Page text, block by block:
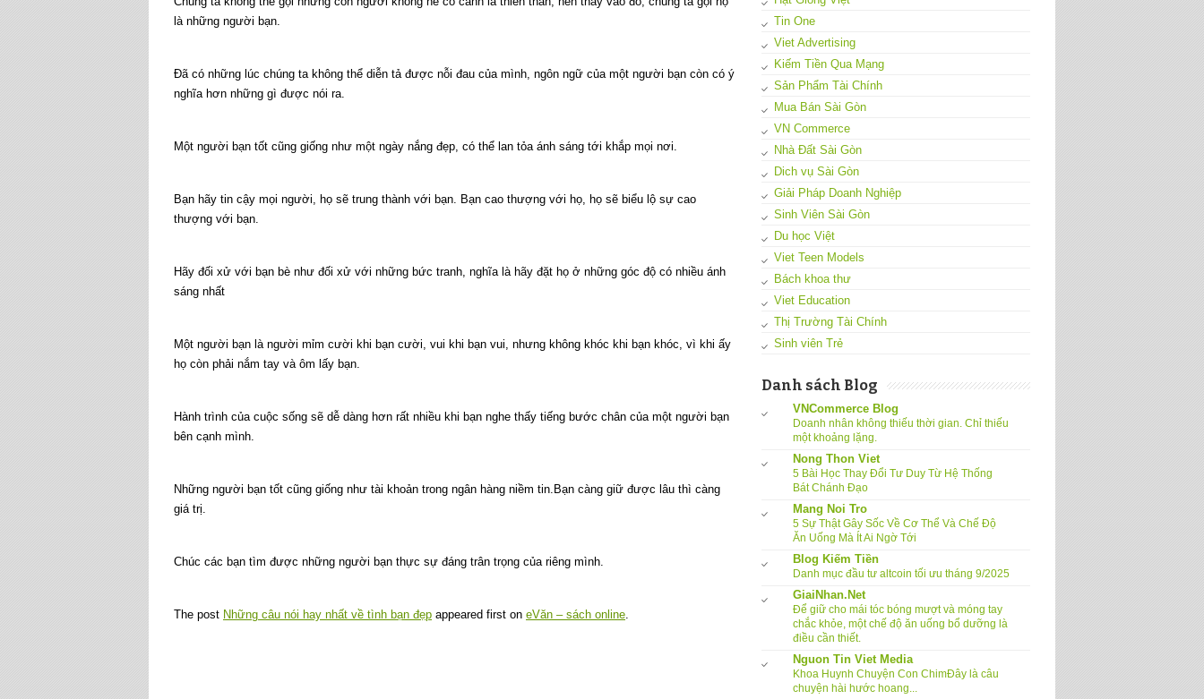
là những người bạn.
Đã có những lúc chúng ta không thể diễn tả được nỗi đau của mình, ngôn ngữ của một người bạn còn có ý
nghĩa hơn những gì được nói ra.
Một người bạn tốt cũng giống như một ngày nắng đẹp, có thể lan tỏa ánh sáng tới khắp mọi nơi.
Bạn hãy tin cậy mọi người, họ sẽ trung thành với bạn. Bạn cao thượng với họ, họ sẽ biểu lộ sự cao
thượng với bạn.
Hãy đối xử với bạn bè như đối xử với những bức tranh, nghĩa là hãy đặt họ ở những góc độ có nhiều ánh
sáng nhất
Một người bạn là người mỉm cười khi bạn cười, vui khi bạn vui, nhưng không khóc khi bạn khóc, vì khi ấy
họ còn phải nắm tay và ôm lấy bạn.
Hành trình của cuộc sống sẽ dễ dàng hơn rất nhiều khi bạn nghe thấy tiếng bước chân của một người bạn
bên cạnh mình.
Những người bạn tốt cũng giống như tài khoản trong ngân hàng niềm tin.Bạn càng giữ được lâu thì càng
giá trị.
Chúc các bạn tìm được những người bạn thực sự đáng trân trọng của riêng mình.
The post Những câu nói hay nhất về tình bạn đẹp appeared first on eVăn – sách online.
Tin One
Viet Advertising
Kiếm Tiền Qua Mạng
Sản Phẩm Tài Chính
Mua Bán Sài Gòn
VN Commerce
Nhà Đất Sài Gòn
Dich vụ Sài Gòn
Giải Pháp Doanh Nghiệp
Sinh Viên Sài Gòn
Du học Việt
Viet Teen Models
Bách khoa thư
Viet Education
Thị Trường Tài Chính
Sinh viên Trẻ
Danh sách Blog
VNCommerce Blog
Doanh nhân không thiếu thời gian. Chỉ thiếu
một khoảng lặng.
Nong Thon Viet
5 Bài Học Thay Đổi Tư Duy Từ Hệ Thống
Bát Chánh Đạo
Mang Noi Tro
5 Sự Thật Gây Sốc Về Cơ Thể Và Chế Độ
Ăn Uống Mà Ít Ai Ngờ Tới
Blog Kiếm Tiền
Danh mục đầu tư altcoin tối ưu tháng 9/2025
GiaiNhan.Net
Để giữ cho mái tóc bóng mượt và móng tay
chắc khỏe, một chế độ ăn uống bổ dưỡng là
điều cần thiết.
Nguon Tin Viet Media
Khoa Huynh Chuyện Con ChimĐây là câu
chuyện hài hước hoang...